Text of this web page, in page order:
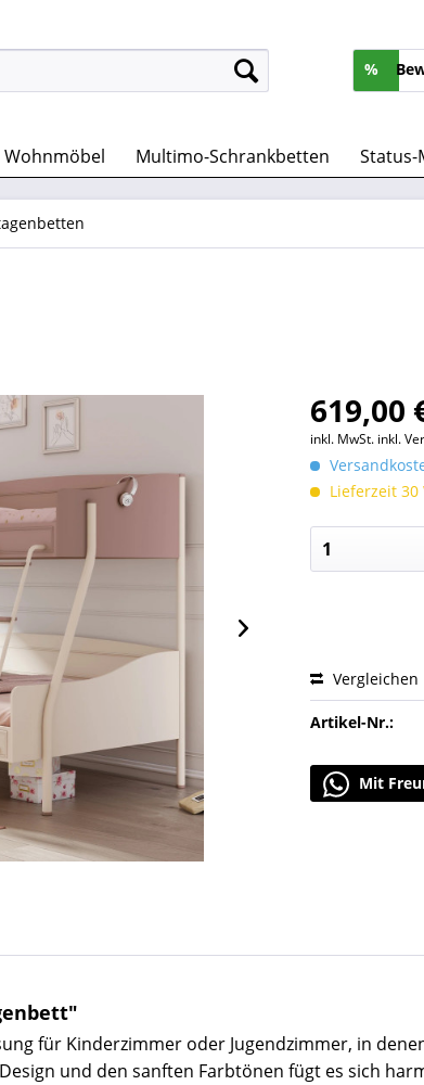
%
Wohnmöbel Multimo-Schrankbetten Status-
619,00
inkl. MwSt. inkl.
Lieferzeit 30
Vergleichen
Artikel-Nr.:
Mit
für Kinderzimmer oder Jugendzimmer, in
und den sanften Farbtönen fügt es sich